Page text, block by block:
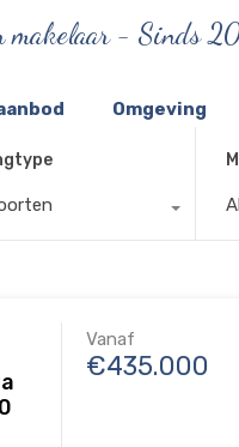
makelaar - Sinds
Omgeving
Vanaf
€435.000